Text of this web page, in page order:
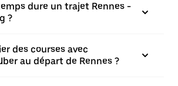
dure un trajet Rennes -
?
des courses avec
au départ de Rennes ?